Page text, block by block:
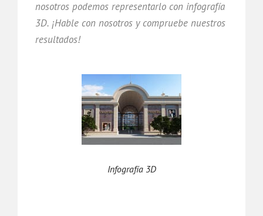
nosotros podemos representarlo con infografía
3D. ¡Hable con nosotros y compruebe nuestros
resultados!
Infografía 3D